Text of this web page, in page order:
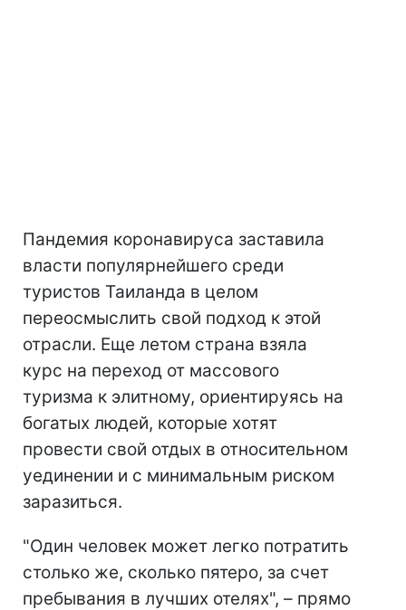
Пандемия коронавируса заставила
власти популярнейшего среди
туристов Таиланда в целом
переосмыслить свой подход к этой
отрасли. Еще летом страна взяла
курс на переход от массового
туризма к элитному, ориентируясь на
богатых людей, которые хотят
провести свой отдых в относительном
уединении и с минимальным риском
заразиться.
"Один человек может легко потратить
столько же, сколько пятеро, за счет
пребывания в лучших отелях", – прямо